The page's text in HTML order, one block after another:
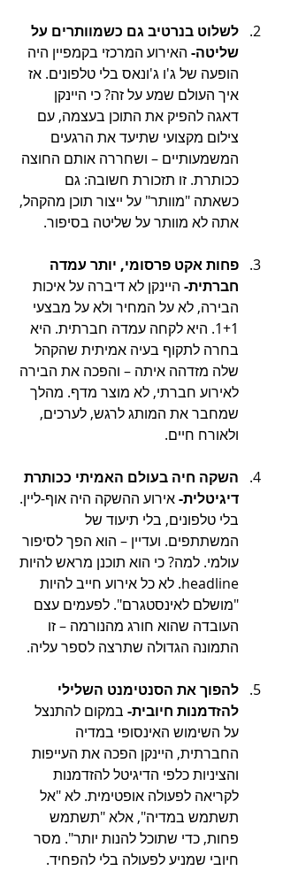
לשלוט בנרטיב גם כשמוותרים על
שליטה- האירוע המרכזי בקמפיין היה
הופעה של ג'ו ג'ונאס בלי טלפונים. אז
איך העולם שמע על זה? כי היינקן
דאגה להפיק את התוכן בעצמה, עם
צילום מקצועי שתיעד את הרגעים
המשמעותיים – ושחררה אותם החוצה
ככותרת. זו תזכורת חשובה: גם
כשאתה "מוותר" על ייצור תוכן מהקהל,
אתה לא מוותר על שליטה בסיפור.
פחות אקט פרסומי, יותר עמדה
חברתית- היינקן לא דיברה על איכות
הבירה, לא על המחיר ולא על מבצעי
1+1. היא לקחה עמדה חברתית. היא
בחרה לתקוף בעיה אמיתית שהקהל
שלה מזדהה איתה – והפכה את הבירה
לאירוע חברתי, לא מוצר מדף. מהלך
שמחבר את המותג לרגש, לערכים,
ולאורח חיים.
השקה חיה בעולם האמיתי ככותרת
דיגיטלית- אירוע ההשקה היה אוף-ליין.
בלי טלפונים, בלי תיעוד של
המשתתפים. ועדיין – הוא הפך לסיפור
עולמי. למה? כי הוא תוכנן מראש להיות
headline. לא כל אירוע חייב להיות
"מושלם לאינסטגרם". לפעמים עצם
העובדה שהוא חורג מהנורמה – זו
התמונה הגדולה שתרצה לספר עליה.
להפוך את הסנטימנט השלילי
להזדמנות חיובית- במקום להתנצל
על השימוש האינסופי במדיה
החברתית, היינקן הפכה את העייפות
והציניות כלפי הדיגיטל להזדמנות
לקריאה לפעולה אופטימית. לא "אל
תשתמש במדיה", אלא "תשתמש
פחות, כדי שתוכל להנות יותר". מסר
חיובי שמניע לפעולה בלי להפחיד.